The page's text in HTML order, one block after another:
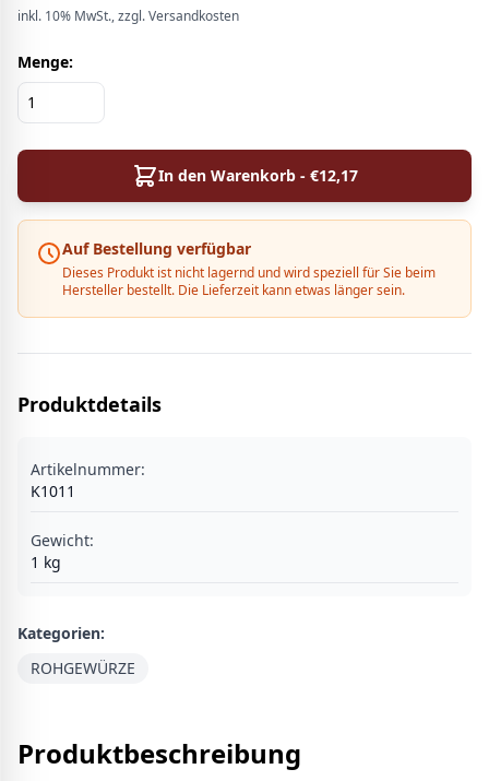
inkl. 10% MwSt., zzgl. Versandkosten
Menge:
In den Warenkorb - €12,17
Auf Bestellung verfügbar
Dieses Produkt ist nicht lagernd und wird speziell für Sie beim
Hersteller bestellt. Die Lieferzeit kann etwas länger sein.
Produktdetails
Artikelnummer:
K1011
Gewicht:
1 kg
Kategorien:
ROHGEWÜRZE
Produktbeschreibung